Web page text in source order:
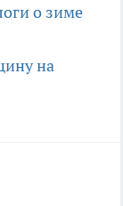
о зиме
на